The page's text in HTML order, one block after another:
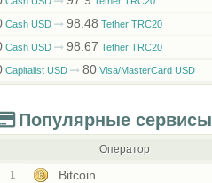
Cash USD 98.48 Tether TRC20
Cash USD 98.67 Tether TRC20
Capitalist USD 80Visa/MasterCard USD
Популярные сервисы
Оператор
1 Bitcoin